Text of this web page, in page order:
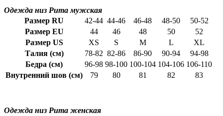
Одежда низ Puma мужская
Размер RU
42-44 44-46 46-48 48-50
50-52
Размер EU
44 46 48 50
52
Размер US
XS S M L
XL
Талия (см)
78-82 82-86 86-90 90-94
94-98
Бедра (см)
96-98 98-100 100-104 104-106 106-110
Внутренний шов (см)
79 80 81 82 83
Одежда низ Puma женская